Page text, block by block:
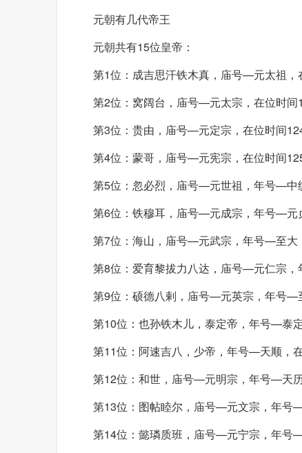
元朝有几代帝王
元朝共有15位皇帝：
第1位：成吉思汗铁木真，庙号—元太祖，
第2位：窝阔台，庙号—元太宗，在位时间
第3位：贵由，庙号—元定宗，在位时间
第4位：蒙哥，庙号—元宪宗，在位时间
第5位：忽必烈，庙号—元世祖，年号—中
第6位：铁穆耳，庙号—元成宗，年号—元
第7位：海山，庙号—元武宗，年号—至大
第8位：爱育黎拔力八达，庙号—元仁宗，
第9位：硕德八剌，庙号—元英宗，年号—
第10位：也孙铁木儿，泰定帝，年号—泰
第11位：阿速吉八，少帝，年号—天顺，在
第12位：和世，庙号—元明宗，年号—天历
第13位：图帖睦尔，庙号—元文宗，年号
第14位：懿璘质班，庙号—元宁宗，年号—